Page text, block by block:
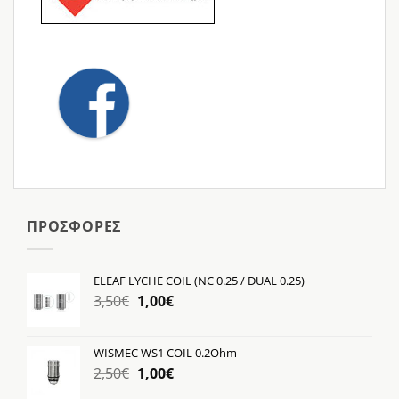
ΠΡΟΣΦΟΡΕΣ
ELEAF LYCHE COIL (NC 0.25 / DUAL 0.25)
3,50€ Original
3,50€.
1,00€Η
είναι:
1,00€.
WISMEC WS1 COIL 0.2Ohm
2,50€ Original
1,00€Η